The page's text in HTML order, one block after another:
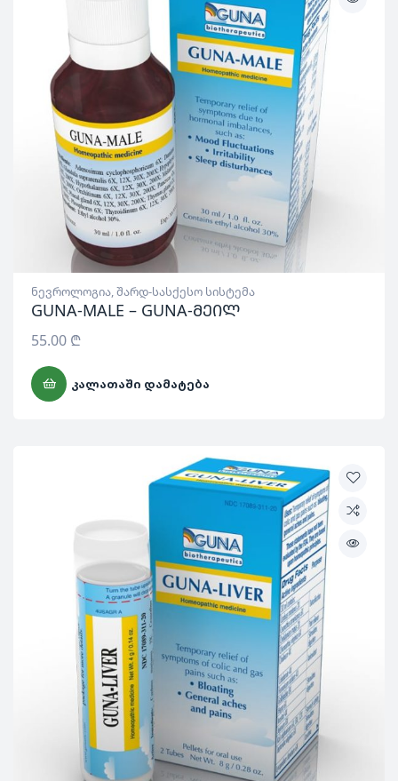
ნევროლოგია შარდ-სასქესო სისტემა
GUNA-MALE – GUNA-მეილ
55.00 ₾
ᲙᲐᲚᲐᲗᲐᲨᲘ ᲓᲐᲛᲐᲢᲔᲑᲐ